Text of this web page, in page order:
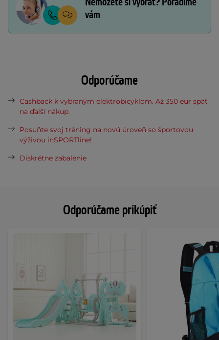
Odporúčame prikúpiť
vám
Odporúčame
Cashback k vybraným elektrobicyklom. Až 350 eur späť
na ďalší nákup.
Posuňte svoj tréning na novú úroveň so športovou
výživou inSPORTline!
Diskrétne zabalenie